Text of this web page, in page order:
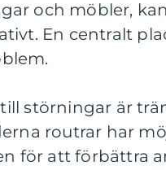
och möbler,
En centralt
störningar är
routrar har
för att förbättra